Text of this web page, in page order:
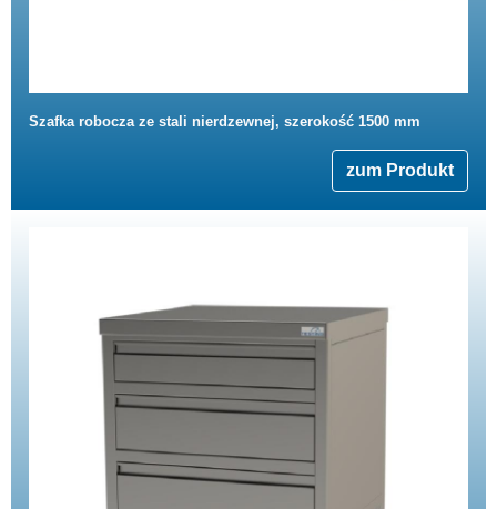
Szafka robocza ze stali nierdzewnej, szerokość 1500 mm
zum Produkt